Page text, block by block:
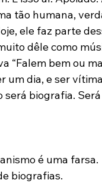
tão humana,
ele faz parte
dêle como
bem ou
um dia, e ser
será biografia.
é uma farsa.
biografias.